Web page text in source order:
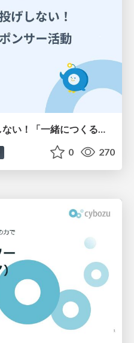
技術広報チームに丸投げしない！「一緒につくる」スポンサー活動
0 270